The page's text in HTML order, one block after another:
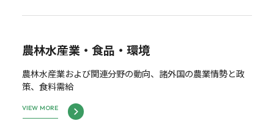
農林水産業・食品・環境
農林水産業および関連分野の動向、諸外国の農業情勢と政
策、食料需給
VIEW MORE